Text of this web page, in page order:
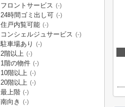
フロントサービス (-)
24時間ゴミ出し可 (-)
住戸内覧可能 (-)
コンシェルジュサービス (-)
駐車場あり (-)
2階以上 (-)
1階の物件 (-)
10階以上 (-)
20階以上 (-)
最上階 (-)
南向き (-)